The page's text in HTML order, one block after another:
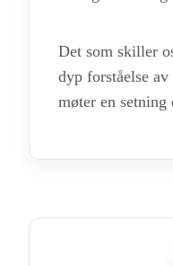
Det som skiller
dyp forståelse
møter en